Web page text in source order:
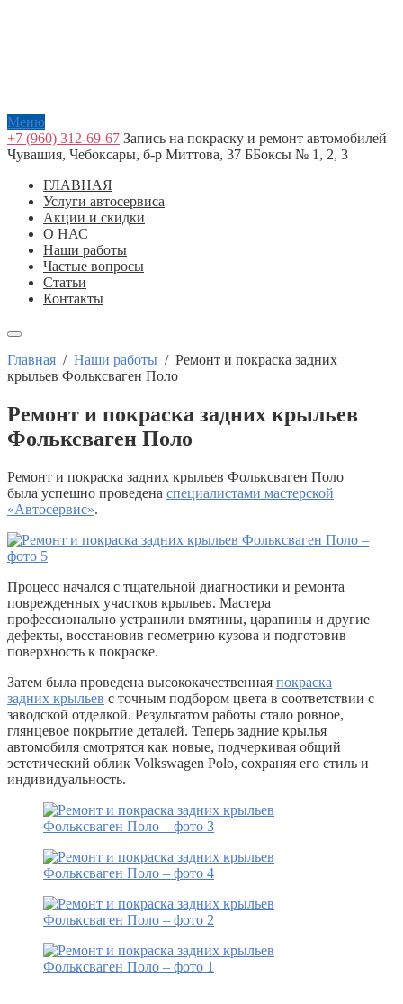
Меню
+7 (960) 312-69-67 Запись на покраску и ремонт автомобилей
Чувашия, Чебоксары, б-р Миттова, 37 ББоксы № 1, 2, 3
ГЛАВНАЯ
Услуги автосервиса
Акции и скидки
О НАС
Наши работы
Частые вопросы
Статьи
Контакты
Главная / Наши работы / Ремонт и покраска задних
крыльев Фольксваген Поло
Ремонт и покраска задних крыльев
Фольксваген Поло
Ремонт и покраска задних крыльев Фольксваген Поло
была успешно проведена специалистами мастерской
«Автосервис».
Процесс начался с тщательной диагностики и ремонта
поврежденных участков крыльев. Мастера
профессионально устранили вмятины, царапины и другие
дефекты, восстановив геометрию кузова и подготовив
поверхность к покраске.
Затем была проведена высококачественная покраска
задних крыльев с точным подбором цвета в соответствии с
заводской отделкой. Результатом работы стало ровное,
глянцевое покрытие деталей. Теперь задние крылья
автомобиля смотрятся как новые, подчеркивая общий
эстетический облик Volkswagen Polo, сохраняя его стиль и
индивидуальность.